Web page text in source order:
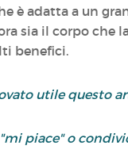
è adatta a un
sia il corpo che
benefici.
utile questo
piace" o